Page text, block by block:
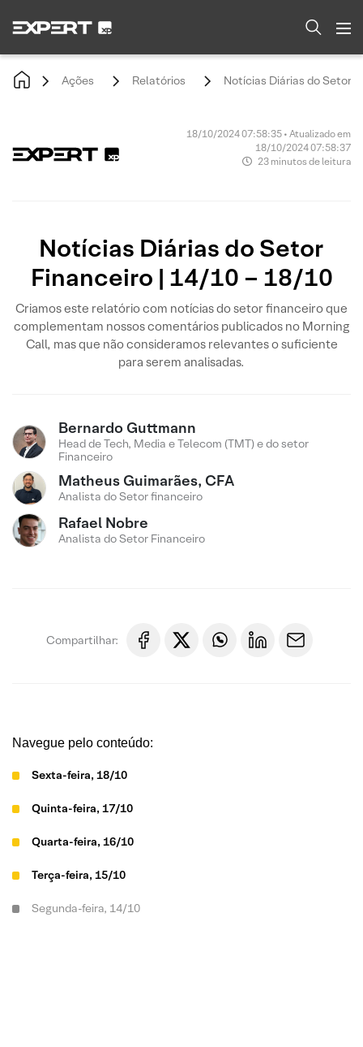
Ações Relatórios Notícias Diárias do Setor
18/10/2024 07:58:35 • Atualizado em
18/10/2024 07:58:37
23 minutos de leitura
Notícias Diárias do Setor
Financeiro | 14/10 – 18/10
Criamos este relatório com notícias do setor financeiro que
complementam nossos comentários publicados no Morning
Call, mas que não consideramos relevantes o suficiente
para serem analisadas.
Bernardo Guttmann
Head de Tech, Media e Telecom (TMT) e do setor
Financeiro
Matheus Guimarães, CFA
Analista do Setor financeiro
Rafael Nobre
Analista do Setor Financeiro
Compartilhar:
Navegue pelo conteúdo:
Sexta-feira, 18/10
Quinta-feira, 17/10
Quarta-feira, 16/10
Terça-feira, 15/10
Segunda-feira, 14/10